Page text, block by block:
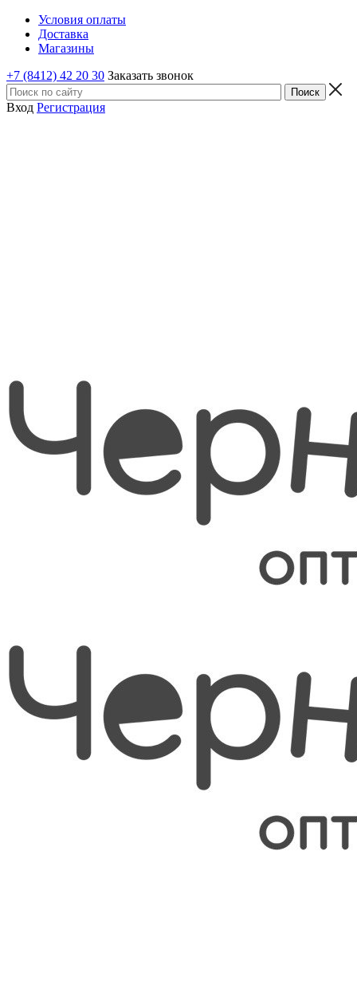
Условия оплаты
Доставка
Магазины
+7 (8412) 42 20 30 Заказать звонок
Вход Регистрация